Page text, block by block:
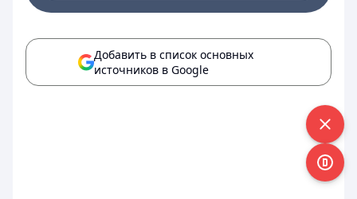
Добавить в список основных
источников в Google